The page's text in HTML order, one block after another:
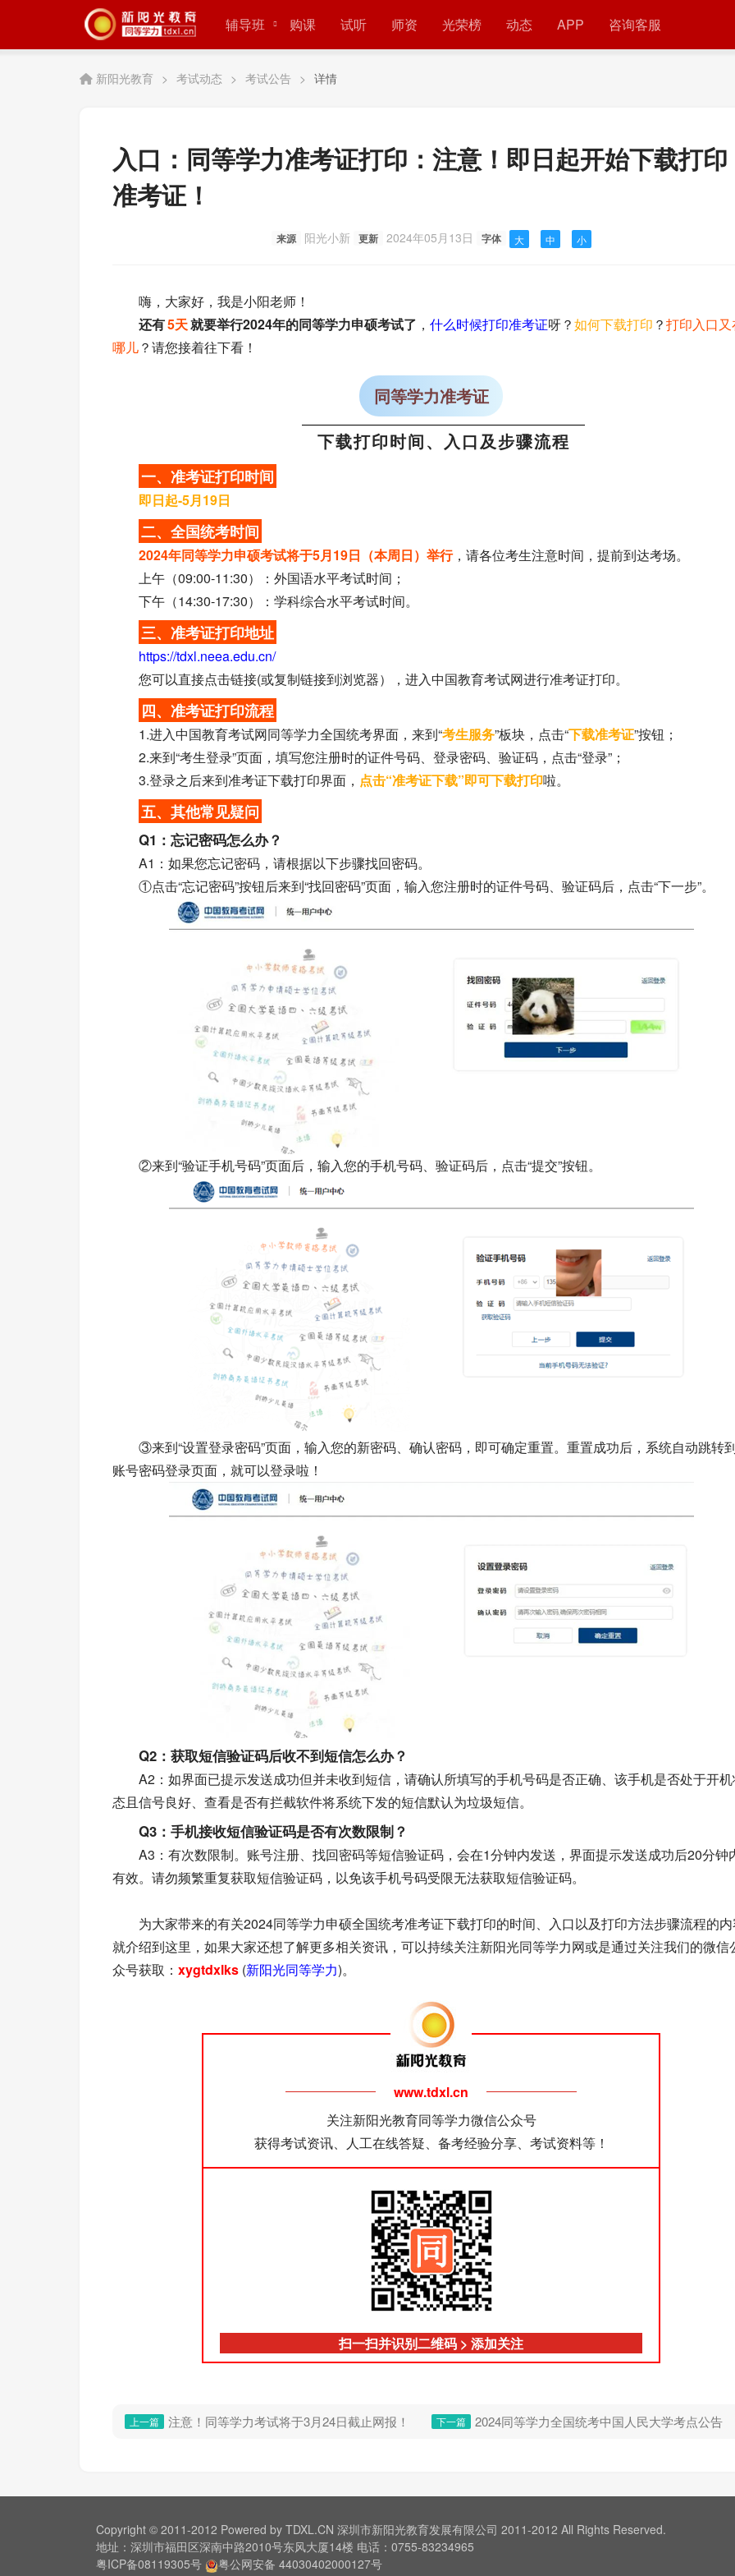
辅导班 购课 试听 师资 光荣榜 动态 APP 咨询客服
新阳光教育 > 考试动态 > 考试公告 > 详情
入口：同等学力准考证打印：注意！即日起开始下载打印
准考证！
来源 阳光小新 更新 2024年05月13日 字体 大 中 小
嗨，大家好，我是小阳老师！
还有5天就要举行2024年的同等学力申硕考试了 ， 什么时候打印准考证呀？如何下载打印 ？打印入口又
哪儿？请您接着往下看！
同等学力准考证
下载打印时间、入口及步骤流程
一、准考证打印时间
即日起-5月19日
二、全国统考时间
2024年同等学力申硕考试将于5月19日（本周日）举行，请各位考生注意时间，提前到达考场。
上午（09:00-11:30）：外国语水平考试时间；
下午（14:30-17:30）：学科综合水平考试时间。
三、准考证打印地址
https://tdxl.neea.edu.cn/
您可以直接点击链接(或复制链接到浏览器），进入中国教育考试网进行准考证打印。
四、准考证打印流程
1.进入中国教育考试网同等学力全国统考界面，来到“考生服务”板块，点击“下载准考证”按钮；
2.来到“考生登录”页面，填写您注册时的证件号码、登录密码、验证码，点击“登录”；
3.登录之后来到准考证下载打印界面， 点击“准考证下载”即可下载打印啦。
五、其他常见疑问
Q1：忘记密码怎么办？
A1：如果您忘记密码，请根据以下步骤找回密码。
①点击“忘记密码”按钮后来到“找回密码”页面，输入您注册时的证件号码、验证码后，点击“下一步”。
②来到“验证手机号码”页面后，输入您的手机号码、验证码后，点击“提交”按钮。
③来到“设置登录密码”页面，输入您的新密码、确认密码，即可确定重置。重置成功后，系统自动跳转
账号密码登录页面，就可以登录啦！
Q2：获取短信验证码后收不到短信怎么办？
A2：如界面已提示发送成功但并未收到短信，请确认所填写的手机号码是否正确、该手机是否处于开
态且信号良好、查看是否有拦截软件将系统下发的短信默认为垃圾短信。
Q3：手机接收短信验证码是否有次数限制？
A3：有次数限制。账号注册、找回密码等短信验证码，会在1分钟内发送，界面提示发送成功后20分钟
有效。请勿频繁重复获取短信验证码，以免该手机号码受限无法获取短信验证码。
为大家带来的有关2024同等学力申硕全国统考准考证下载打印的时间、入口以及打印方法步骤流程的
就介绍到这里，如果大家还想了解更多相关资讯，可以持续关注新阳光同等学力网或是通过关注我们的微信
众号获取： xygtdxlks (新阳光同等学力)。
www.tdxl.cn
关注新阳光教育同等学力微信公众号
获得考试资讯、人工在线答疑、备考经验分享、考试资料等！
扫一扫并识别二维码 > 添加关注
上一篇 注意！同等学力考试将于3月24日截止网报！ 下一篇 2024同等学力全国统考中国人民大学考点公告
Copyright © 2011-2012 Powered by TDXL.CN 深圳市新阳光教育发展有限公司 2011-2012 All Rights Reserved.
地址：深圳市福田区深南中路2010号东风大厦14楼 电话：0755-83234965
粤ICP备08119305号
粤公网安备 44030402000127号